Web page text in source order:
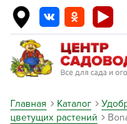
Главная Каталог
цветущих растений